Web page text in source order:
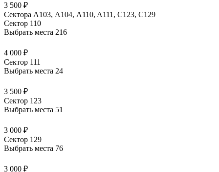
3 500 ₽
Сектора A103, А104, A110, A111, C123, C129
Сектор 110
Выбрать места 216
4 000 ₽
Сектор 111
Выбрать места 24
3 500 ₽
Сектор 123
Выбрать места 51
3 000 ₽
Сектор 129
Выбрать места 76
3 000 ₽